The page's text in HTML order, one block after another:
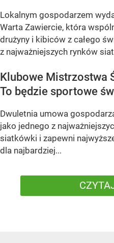
Lokalnym gospodarzem
Warta Zawiercie, która
drużyny i kibiców z całego
z najważniejszych rynków
Klubowe Mistrzostwa
To będzie sportowe
Dwuletnia umowa
jako jednego z
siatkówki i zapewni
dla najbardziej...